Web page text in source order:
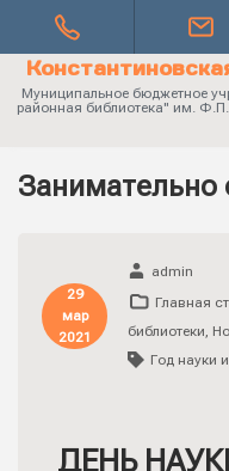
Муниципальное бюджетное
районная библиотека" им.
Занимательно
29
мар
2021
admin
Главная
библиотеки,
Год науки
ДЕНЬ